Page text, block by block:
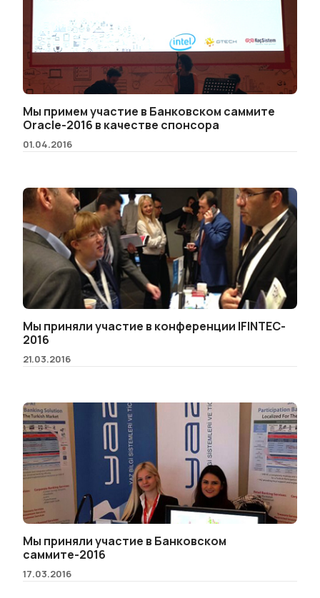
Мы примем участие в Банковском саммите
Oracle-2016 в качестве спонсора
01.04.2016
Мы приняли участие в конференции IFINTEC-
2016
21.03.2016
Мы приняли участие в Банковском
саммите-2016
17.03.2016